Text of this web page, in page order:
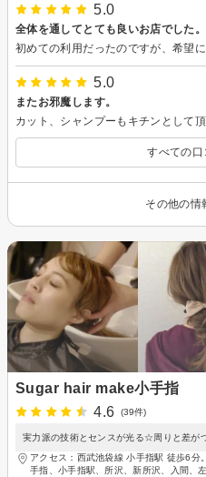
5.0
全体を通してとても良いお店でした。
5.0
またお邪魔します。
すべての口
その他の情
Sugar hair make小手指
4.6
(39件)
実力派の技術とセンスが光る☆周りと差が
アクセス：西武池袋線 小手指駅 徒歩6
手指、小手指駅、所沢、新所沢、入間、